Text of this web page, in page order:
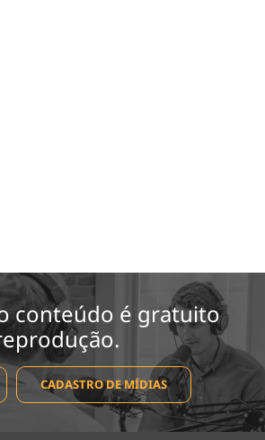
conteúdo é gratuito
CADASTRO DE MÍDIAS